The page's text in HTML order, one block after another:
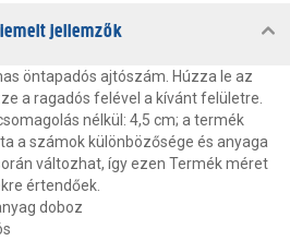
jellemzők
öntapadós ajtószám. Húzza le az
a ragadós felével a kívánt felületre.
nélkül: 4,5 cm; a termék
a számok különbözősége és anyaga
változhat, így ezen Termék méret
értendőek.
doboz